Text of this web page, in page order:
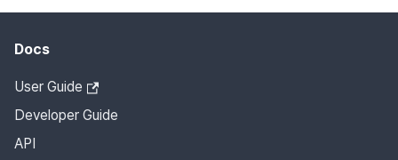
Docs
User Guide
Developer Guide
API